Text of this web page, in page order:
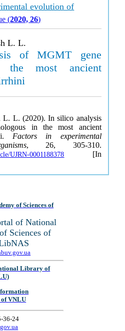
evolution of
(2020, 26)
L. L.
of MGMT gene
the most ancient
L. L. (2020). In silico analysis
in the most ancient
Factors in experimental
, 26, 305-310.
UJRN-0001188378 [In
of Sciences of
of National
Sciences of
Library of
of VNLU
36-24